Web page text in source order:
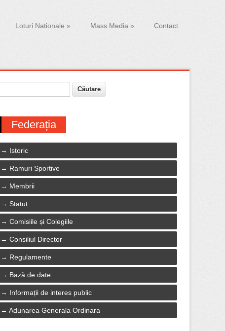
Loturi Nationale » Mass Media » Contact
Formular de căutare
Federația
Istoric
Ramuri Sportive
Membrii
Statut
Comisiile și Colegiile
Consiliul Director
Regulamente
Bază de date
Informații de interes public
Adunarea Generala Ordinara